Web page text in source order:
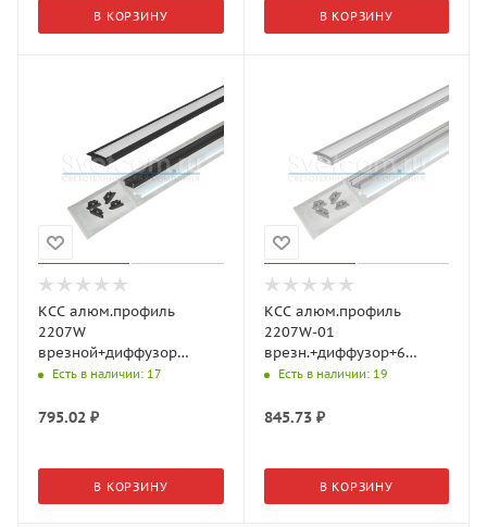
В КОРЗИНУ В КОРЗИНУ
КСС алюм.профиль
2207W
врезной+диффузор
плоский+6 заглушек,
(GLS)
Есть в наличии: 17
795.02 ₽
В КОРЗИНУ
КСС алюм.профиль
2207W-01
врезн.+диффузор+6
клипс+ 6 загл., L=3м,
(GLS)
Есть в наличии: 19
845.73₽
В КОРЗИНУ